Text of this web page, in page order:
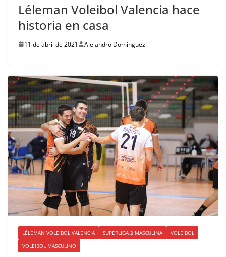
Léleman Voleibol Valencia hace
historia en casa
11 de abril de 2021 Alejandro Domínguez
LÉLEMAN VOLEIBOL VALENCIA SUPERLIGA 2 MASCULINA
VOLEIBOL
VOLEIBOL MASCULINO